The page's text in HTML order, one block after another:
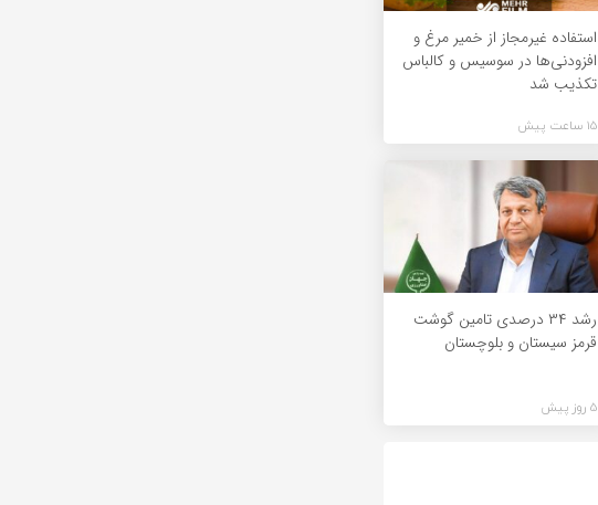
استفاده غیرمجاز از خمیر مرغ و
افزودنی‌ها در سوسیس و کالباس
تکذیب شد
15 ساعت پیش
رشد ۳۴ درصدی تامین گوشت
قرمز سیستان و بلوچستان
5 روز پیش